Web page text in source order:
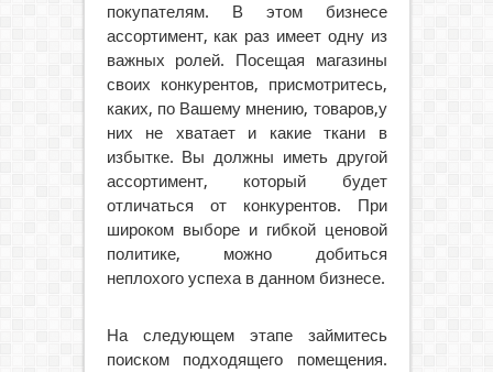
покупателям. В этом бизнесе
ассортимент, как раз имеет одну из
важных ролей. Посещая магазины
своих конкурентов, присмотритесь,
каких, по Вашему мнению, товаров,у
них не хватает и какие ткани в
избытке. Вы должны иметь другой
ассортимент, который будет
отличаться от конкурентов. При
широком выборе и гибкой ценовой
политике, можно добиться
неплохого успеха в данном бизнесе.
На следующем этапе займитесь
поиском подходящего помещения.